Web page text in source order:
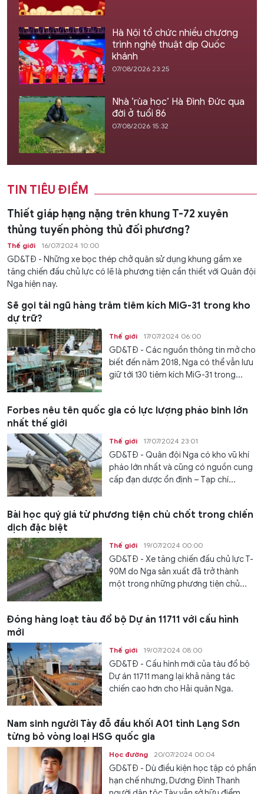
Hà Nội tổ chức nhiều chương
trình nghệ thuật dịp Quốc
khánh
07/08/2026 23:25
Nhà ‘rùa học’ Hà Đình Đức qua
đời ở tuổi 86
07/08/2026 15:32
TIN TIÊU ĐIỂM
Thiết giáp hạng nặng trên khung T-72 xuyên
thủng tuyến phòng thủ đối phương?
Thế giới 16/07/2024 10:00
GD&TĐ - Những xe bọc thép chở quân sử dụng khung gầm xe
tăng chiến đấu chủ lực có lẽ là phương tiện cần thiết với Quân đội
Nga hiện nay.
Sẽ gọi tái ngũ hàng trăm tiêm kích MiG-31 trong kho
dự trữ?
Thế giới 17/07/2024 06:00
GD&TĐ - Các nguồn thông tin mở cho
biết đến năm 2018, Nga có thể vẫn lưu
giữ tới 130 tiêm kích MiG-31 trong...
Forbes nêu tên quốc gia có lực lượng pháo binh lớn
nhất thế giới
Thế giới 17/07/2024 23:01
GD&TĐ - Quân đội Nga có kho vũ khí
pháo lớn nhất và cũng có nguồn cung
cấp đạn dược ổn định – Tạp chí...
Bài học quý giá từ phương tiện chủ chốt trong chiến
dịch đặc biệt
Thế giới 19/07/2024 00:00
GD&TĐ - Xe tăng chiến đấu chủ lực T-
90M do Nga sản xuất đã trở thành
một trong những phương tiện chủ...
Đóng hàng loạt tàu đổ bộ Dự án 11711 với cấu hình
mới
Thế giới 19/07/2024 08:00
GD&TĐ - Cấu hình mới của tàu đổ bộ
Dự án 11711 mang lại khả năng tác
chiến cao hơn cho Hải quân Nga.
Nam sinh người Tày đỗ đầu khối A01 tỉnh Lạng Sơn
từng bỏ vòng loại HSG quốc gia
Học đường 20/07/2024 00:04
GD&TĐ - Dù điều kiện học tập có phần
hạn chế nhưng, Dương Đình Thanh